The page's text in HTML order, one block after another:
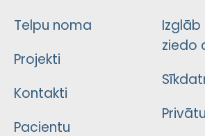
Telpu noma
Projekti
Kontakti
Pacientu
Izglāb
ziedo